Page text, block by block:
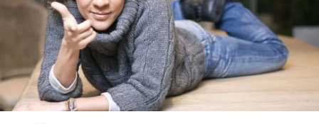
İlan
Kimdir
Koronavirüs